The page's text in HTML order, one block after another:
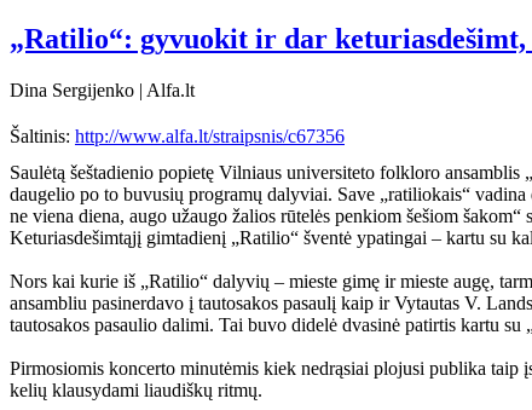
„Ratilio“: gyvuokit ir dar
Dina Sergijenko | Alfa.lt
Šaltinis: http://www.alfa.lt/straipsnis/c67356
Saulėtą šeštadienio popietę Vilniaus universiteto folkloro
daugelio po to buvusių programų dalyviai. Save „ratiliokais“
ne viena diena, augo užaugo žalios rūtelės penkiom šešiom
Keturiasdešimtąjį gimtadienį „Ratilio“ šventė ypatingai – kartu su
Nors kai kurie iš „Ratilio“ dalyvių – mieste gimę ir mieste augę,
ansambliu pasinerdavo į tautosakos pasaulį kaip ir Vytautas V.
tautosakos pasaulio dalimi. Tai buvo didelė dvasinė patirtis kartu
Pirmosiomis koncerto minutėmis kiek nedrąsiai plojusi publika taip
kelių klausydami liaudiškų ritmų.